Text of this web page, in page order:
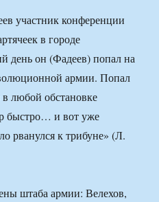
участник конференции
в городе
день он (Фадеев) попал на
армии. Попал
любой обстановке
быстро… и вот уже
рванулся к трибуне» (Л.
штаба армии: Велехов,